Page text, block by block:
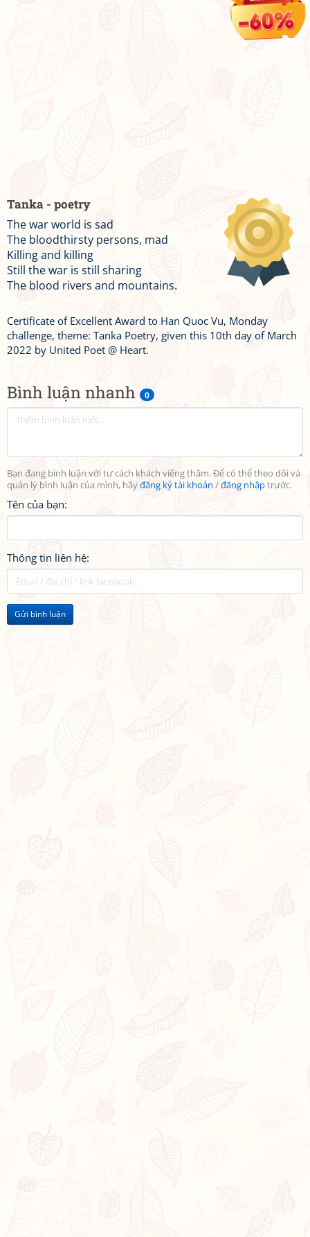
Bình luận nhanh 0
Bạn đang bình luận với tư cách khách viếng thăm. Để có thể theo dõi và
quản lý bình luận của mình, hãyđăng ký tài khoản /đăng nhậptrước.
Tên của bạn:
Thông tin liên hệ:
Gửi bình luận
Tanka - poetry
The war world is sad
The bloodthirsty persons, mad
Killing and killing
Still the war is still sharing
The blood rivers and mountains.
Certificate of Excellent Award to Han Quoc Vu, Monday
challenge, theme: Tanka Poetry, given this 10th day of March
2022 by United Poet @ Heart.